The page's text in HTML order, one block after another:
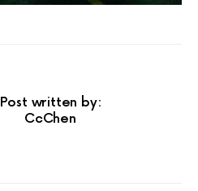
Post written by:
CcChen